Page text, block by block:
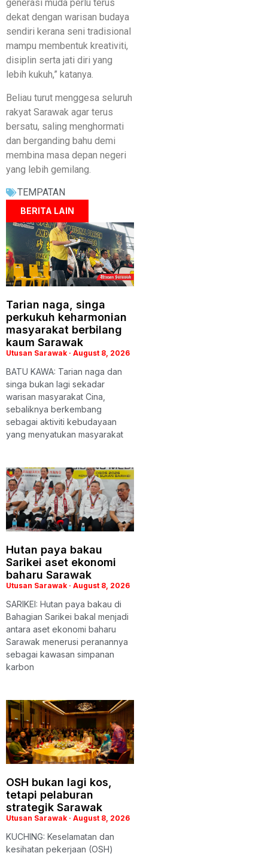
generasi muda perlu terus
dekat dengan warisan budaya
sendiri kerana seni tradisional
mampu membentuk kreativiti,
disiplin serta jati diri yang
lebih kukuh,” katanya.
Beliau turut menggesa seluruh
rakyat Sarawak agar terus
bersatu, saling menghormati
dan berganding bahu demi
membina masa depan negeri
yang lebih gemilang.
TEMPATAN
BERITA LAIN
Tarian naga, singa
perkukuh keharmonian
masyarakat berbilang
kaum Sarawak
Utusan Sarawak August 8, 2026
BATU KAWA: Tarian naga dan
singa bukan lagi sekadar
warisan masyarakat Cina,
sebaliknya berkembang
sebagai aktiviti kebudayaan
yang menyatukan masyarakat
Hutan paya bakau
Sarikei aset ekonomi
baharu Sarawak
Utusan Sarawak August 8, 2026
SARIKEI: Hutan paya bakau di
Bahagian Sarikei bakal menjadi
antara aset ekonomi baharu
Sarawak menerusi peranannya
sebagai kawasan simpanan
karbon
OSH bukan lagi kos,
tetapi pelaburan
strategik Sarawak
Utusan Sarawak August 8, 2026
KUCHING: Keselamatan dan
kesihatan pekerjaan (OSH)